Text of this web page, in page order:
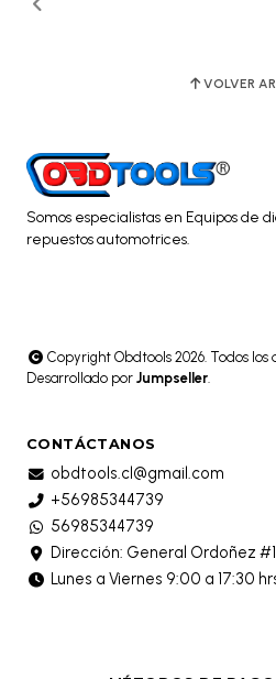
VOLVER
Somos especialistas en Equipos de
repuestos automotrices.
Copyright Obdtools 2026. Todos los
Desarrollado por Jumpseller
CONTÁCTANOS
obdtools.cl@gmail.com
+56985344739
56985344739
Dirección: General Ordoñez
Lunes a Viernes 9:00 a 17:30